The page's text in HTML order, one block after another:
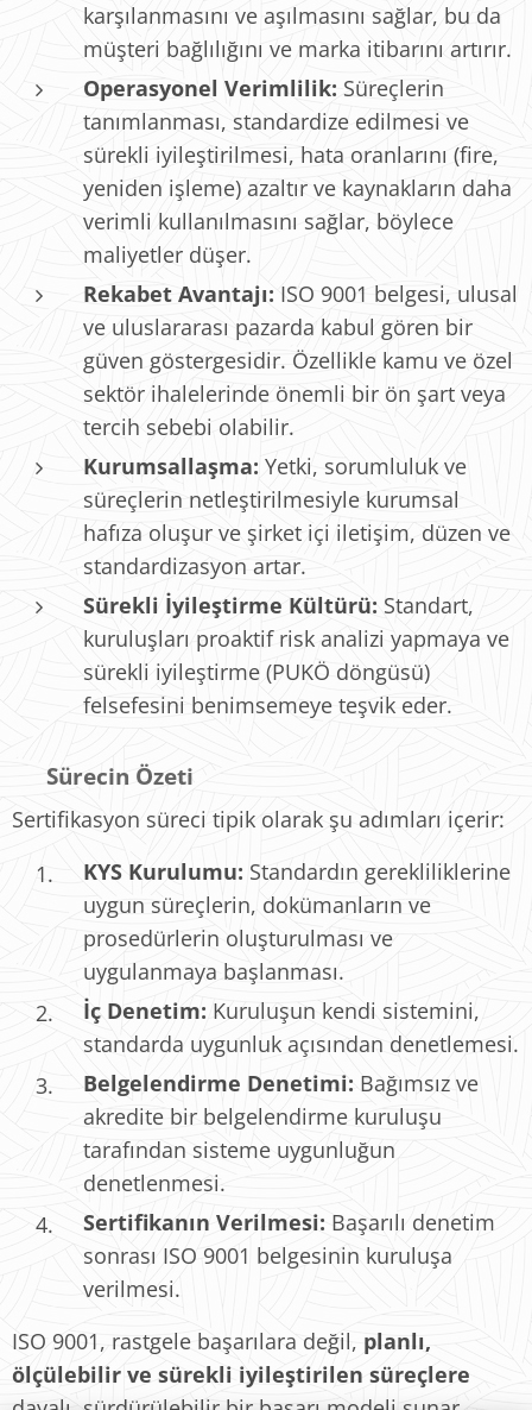
karşılanmasını ve aşılmasını sağlar, bu da
müşteri bağlılığını ve marka itibarını artırır.
Operasyonel Verimlilik: Süreçlerin
tanımlanması, standardize edilmesi ve
sürekli iyileştirilmesi, hata oranlarını (fire,
yeniden işleme) azaltır ve kaynakların daha
verimli kullanılmasını sağlar, böylece
maliyetler düşer.
Rekabet Avantajı: ISO 9001 belgesi, ulusal
ve uluslararası pazarda kabul gören bir
güven göstergesidir. Özellikle kamu ve özel
sektör ihalelerinde önemli bir ön şart veya
tercih sebebi olabilir.
Kurumsallaşma: Yetki, sorumluluk ve
süreçlerin netleştirilmesiyle kurumsal
hafıza oluşur ve şirket içi iletişim, düzen ve
standardizasyon artar.
Sürekli İyileştirme Kültürü: Standart,
kuruluşları proaktif risk analizi yapmaya ve
sürekli iyileştirme (PUKÖ döngüsü)
felsefesini benimsemeye teşvik eder.
📝 Sürecin Özeti
Sertifikasyon süreci tipik olarak şu adımları içerir:
KYS Kurulumu: Standardın gerekliliklerine
uygun süreçlerin, dokümanların ve
prosedürlerin oluşturulması ve
uygulanmaya başlanması.
İç Denetim: Kuruluşun kendi sistemini,
standarda uygunluk açısından denetlemesi.
Belgelendirme Denetimi: Bağımsız ve
akredite bir belgelendirme kuruluşu
tarafından sisteme uygunluğun
denetlenmesi.
Sertifikanın Verilmesi: Başarılı denetim
sonrası ISO 9001 belgesinin kuruluşa
verilmesi.
ISO 9001, rastgele başarılara değil, planlı,
ölçülebilir ve sürekli iyileştirilen süreçlere